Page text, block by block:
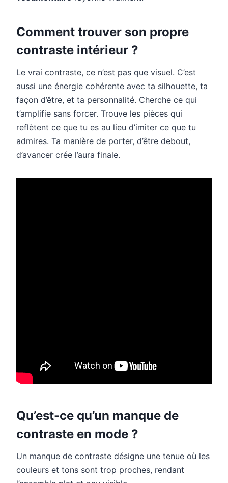
Comment trouver son propre
contraste intérieur ?
Le vrai contraste, ce n’est pas que visuel. C’est
aussi une énergie cohérente avec ta silhouette, ta
façon d’être, et ta personnalité. Cherche ce qui
t’amplifie sans forcer. Trouve les pièces qui
reflètent ce que tu es au lieu d’imiter ce que tu
admires. Ta manière de porter, d’être debout,
d’avancer crée l’aura finale.
Qu’est-ce qu’un manque de
contraste en mode ?
Un manque de contraste désigne une tenue où les
couleurs et tons sont trop proches, rendant